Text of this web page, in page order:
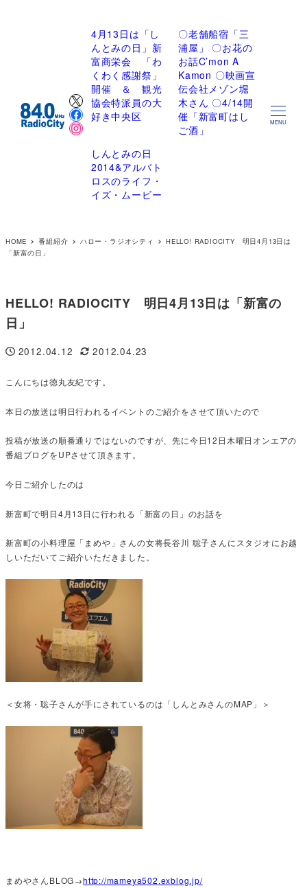
X
Facebook
Instagram
4月13日は「し
んとみの日」新
富商栄会 「わ
くわく感謝祭」
開催 ＆ 観光
協会特派員の大
好き中央区
〇老舗船宿「三
浦屋」 〇お花の
お話C’mon A
Kamon 〇映画宣
伝会社メゾン堀
木さん 〇4/14開
催「新富町はし
ご酒」
しんとみの日
2014&アルバト
ロスのライフ・
イズ・ムービー
MENU
HOME 番組紹介 ハロー・ラジオシティ
HELLO! RADIOCITY 明日4月13日は
「新富の日」
HELLO! RADIOCITY 明日4月13日は「新富の
日」
投稿日
2012.04.12
更新日
2012.04.23
こんにちは徳丸友紀です。
本日の放送は明日行われるイベントのご紹介をさせて頂いたので
投稿が放送の順番通りではないのですが、先に今日12日木曜日オンエアの
番組ブログをUPさせて頂きます。
今日ご紹介したのは
新富町で明日4月13日に行われる「新富の日」のお話を
新富町の小料理屋「まめや」さんの女将長谷川 聡子さんにスタジオにお越
しいただいてご紹介いただきました。
＜女将・聡子さんが手にされているのは「しんとみさんのMAP」＞
まめやさんBLOG→http://mameya502.exblog.jp/